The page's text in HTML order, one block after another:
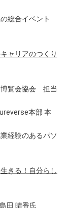
総合イベント
ャリアのつくり
覧会協会 担当
本部 本
経験のあるパソ
きる！自分らし
田 晴香氏